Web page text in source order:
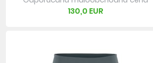
130,0 EUR